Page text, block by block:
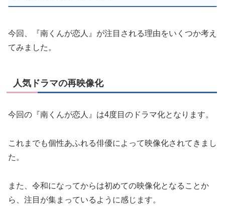
今回、『南くんが恋人』が注目される理由をいくつか考え
てみました。
人気ドラマの再映像化
今回の『南くんが恋人』は4度目のドラマ化となります。
これまでも個性あふれる俳優によって映像化されてきまし
た。
また、令和になってからは初めての映像化となることか
ら、注目が集まっているように感じます。